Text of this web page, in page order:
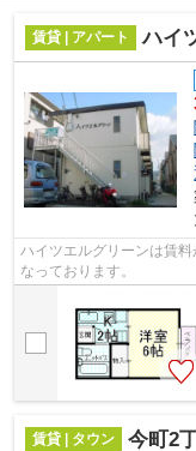
賃貸 | アパート ハイ
ハイツエルグリーンは賃
なっております。
賃貸 | タウン 今町2